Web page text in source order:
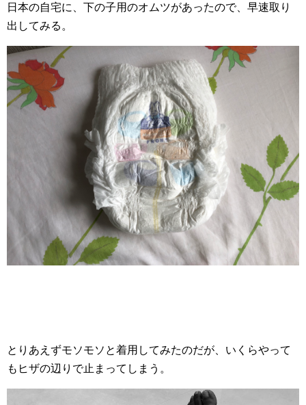
日本の自宅に、下の子用のオムツがあったので、早速取り
出してみる。
とりあえずモソモソと着用してみたのだが、いくらやって
もヒザの辺りで止まってしまう。